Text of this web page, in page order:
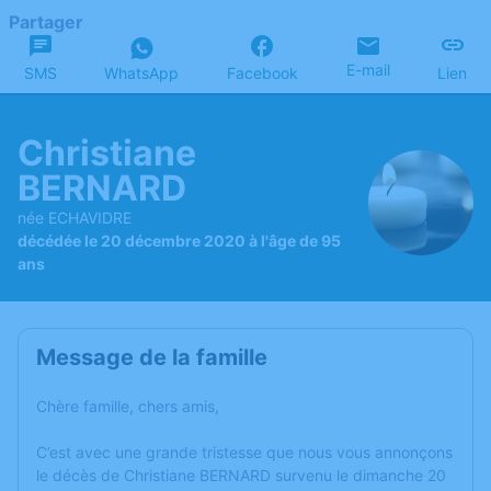
Partager
SMS WhatsApp Facebook E-mail Lien
Christiane
BERNARD
née ECHAVIDRE
décédée le 20 décembre 2020 à l'âge de 95
ans
Message de la famille
Chère famille, chers amis,
C’est avec une grande tristesse que nous vous annonçons
le décès de Christiane BERNARD survenu le dimanche 20